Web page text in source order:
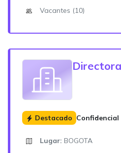
Vacantes (10)
Destacado Confidencial
Lugar: BOGOTA